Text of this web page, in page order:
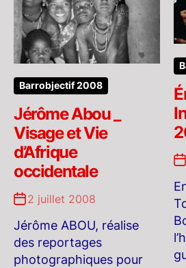
Barrobjectif 2008
Jérôme Abou _
Visage et Vie
d’Afrique
occidentale
2 juillet 2008
Jérôme ABOU, réalise
des reportages
photographiques pour